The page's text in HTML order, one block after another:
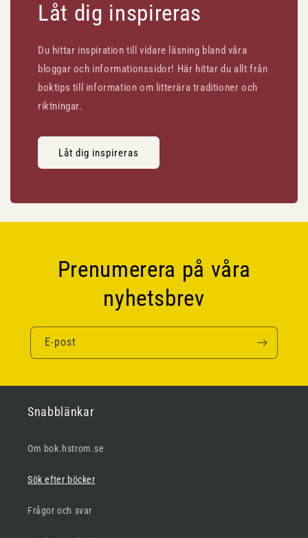
Låt dig inspireras
Du hittar inspiration till vidare läsning bland våra
bloggar och informationssidor! Här hittar du allt från
boktips till information om litterära traditioner och
riktningar.
Låt dig inspireras
Prenumerera på våra
nyhetsbrev
E-post
Snabblänkar
Om bok.hstrom.se
Sök efter böcker
Frågor och svar